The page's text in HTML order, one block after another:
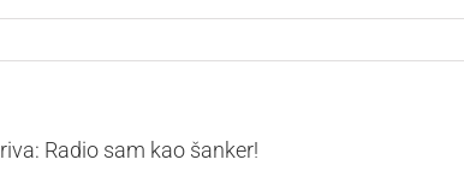
Radio sam kao šanker!